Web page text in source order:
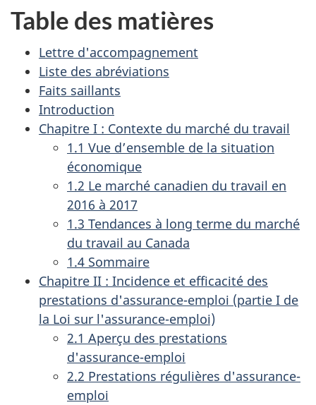
Table des matières
Lettre d'accompagnement
Liste des abréviations
Faits saillants
Introduction
Chapitre I : Contexte du marché du travail
1.1 Vue d’ensemble de la situation
économique
1.2 Le marché canadien du travail en
2016 à 2017
1.3 Tendances à long terme du marché
du travail au Canada
1.4 Sommaire
Chapitre II : Incidence et efficacité des
prestations d'assurance-emploi (partie I de
la Loi sur l'assurance-emploi)
2.1 Aperçu des prestations
d'assurance-emploi
2.2 Prestations régulières d'assurance-
emploi